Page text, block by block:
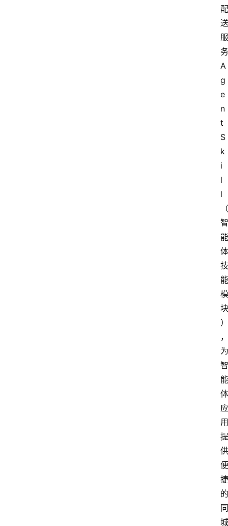
配
送
服
务
A
g
e
n
t
S
k
i
l
l
（
智
能
体
技
能
模
块
）
，
为
智
能
体
应
用
提
供
便
捷
的
同
城